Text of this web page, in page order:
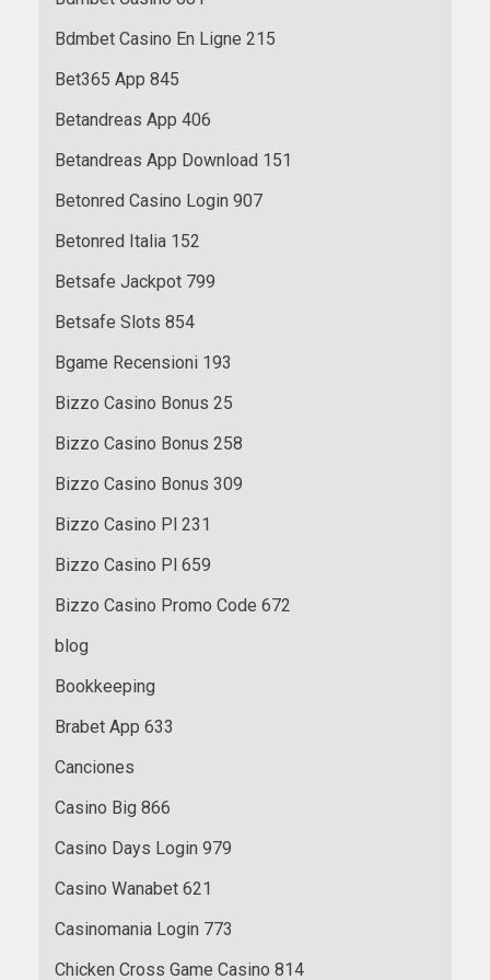
Bdmbet Casino En Ligne 215
Bet365 App 845
Betandreas App 406
Betandreas App Download 151
Betonred Casino Login 907
Betonred Italia 152
Betsafe Jackpot 799
Betsafe Slots 854
Bgame Recensioni 193
Bizzo Casino Bonus 25
Bizzo Casino Bonus 258
Bizzo Casino Bonus 309
Bizzo Casino Pl 231
Bizzo Casino Pl 659
Bizzo Casino Promo Code 672
blog
Bookkeeping
Brabet App 633
Canciones
Casino Big 866
Casino Days Login 979
Casino Wanabet 621
Casinomania Login 773
Chicken Cross Game Casino 814